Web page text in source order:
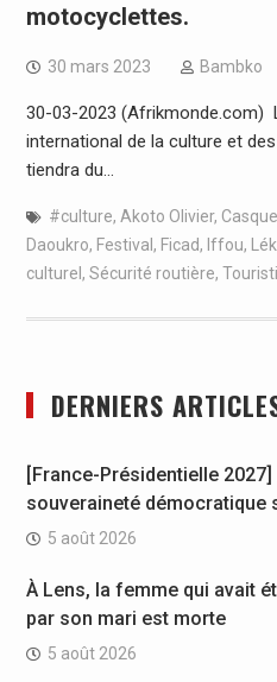
motocyclettes.
30 mars 2023 Bambko
30-03-2023 (Afrikmonde.com)
international de la culture et
tiendra du…
#culture, Akoto Olivier,
Daoukro, Festival , Ficad, Iffou,
culturel , Sécurité routière,
DERNIERS
[France-Présidentielle
souveraineté démocratique
5 août 2026
À Lens, la femme qui avait
par son mari est morte
5 août 2026